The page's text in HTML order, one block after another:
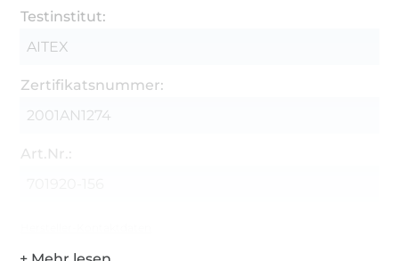
Testinstitut:
AITEX
Zertifikatsnummer:
2001AN1274
Art.Nr.: